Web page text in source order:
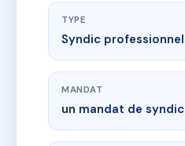
TYPE
Syndic professionnel
MANDAT
un mandat de syndic